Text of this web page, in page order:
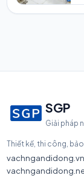
SGP
Giải pháp
Thiết kế, thi công, bảo
vachngandidong.vn